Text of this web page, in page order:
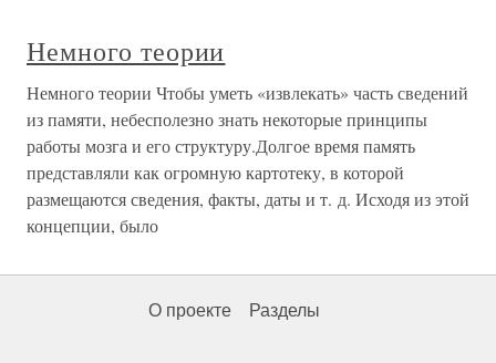
Немного теории
Немного теории Чтобы уметь «извлекать» часть сведений
из памяти, небесполезно знать некоторые принципы
работы мозга и его структуру.Долгое время память
представляли как огромную картотеку, в которой
размещаются сведения, факты, даты и т. д. Исходя из этой
концепции, было
О проекте Разделы